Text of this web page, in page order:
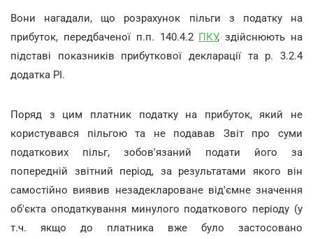
Вони нагадали, що розрахунок пільги з податку на
прибуток, передбаченої п.п. 140.4.2 ПКУ, здійснюють на
підставі показників прибуткової декларації та р. 3.2.4
додатка РІ.
Поряд з цим платник податку на прибуток, який не
користувався пільгою та не подавав Звіт про суми
податкових пільг, зобов'язаний подати його за
попередній звітний період, за результатами якого він
самостійно виявив незадеклароване від'ємне значення
об'єкта оподаткування минулого податкового періоду (у
т.ч. якщо до платника вже було застосовано